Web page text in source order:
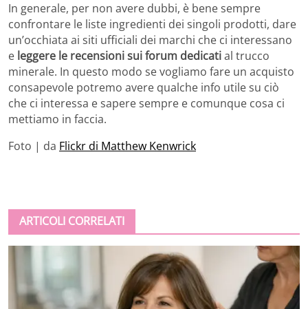
In generale, per non avere dubbi, è bene sempre
confrontare le liste ingredienti dei singoli prodotti, dare
un’occhiata ai siti ufficiali dei marchi che ci interessano
e leggere le recensioni sui forum dedicatial trucco
minerale. In questo modo se vogliamo fare un acquisto
consapevole potremo avere qualche info utile su ciò
che ci interessa e sapere sempre e comunque cosa ci
mettiamo in faccia.
Foto | da Flickr di Matthew Kenwrick
ARTICOLI CORRELATI